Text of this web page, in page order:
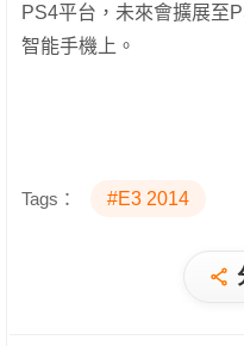
PS4平台，未來會擴展至
智能手機上。
Tags： #E3 2014